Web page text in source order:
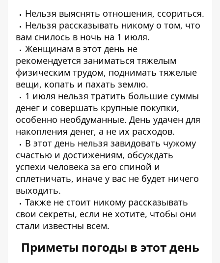
Нельзя выяснять отношения, ссориться.
Нельзя рассказывать никому о том, что
вам снилось в ночь на 1 июля.
Женщинам в этот день не
рекомендуется заниматься тяжелым
физическим трудом, поднимать тяжелые
вещи, копать и пахать землю.
1 июля нельзя тратить большие суммы
денег и совершать крупные покупки,
особенно необдуманные. День удачен для
накопления денег, а не их расходов.
В этот день нельзя завидовать чужому
счастью и достижениям, обсуждать
успехи человека за его спиной и
сплетничать, иначе у вас не будет ничего
выходить.
Также не стоит никому рассказывать
свои секреты, если не хотите, чтобы они
стали известны всем.
Приметы погоды в этот день